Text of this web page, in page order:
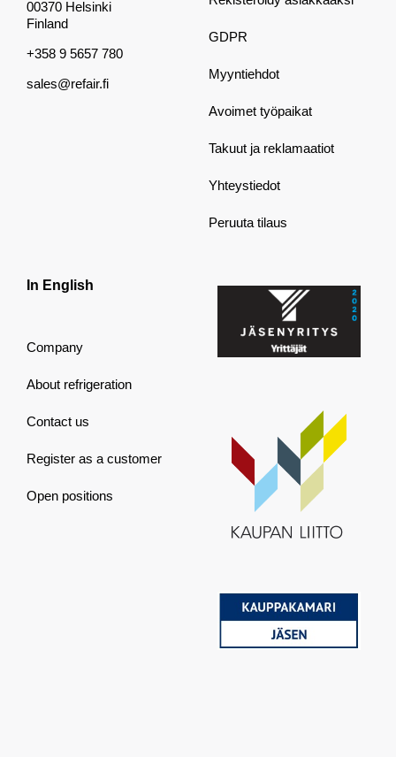
00370 Helsinki
Finland
+358 9 5657 780
sales@refair.fi
GDPR
Myyntiehdot
Avoimet työpaikat
Takuut ja reklamaatiot
Yhteystiedot
Peruuta tilaus
In English
Company
About refrigeration
Contact us
Register as a customer
Open positions